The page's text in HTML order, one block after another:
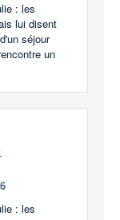
: les
lui disent
séjour
un
: les